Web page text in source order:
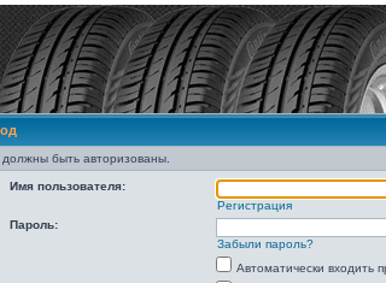
быть авторизованы.
Имя пользователя:
Регистрация
Пароль:
Забыли пароль?
Автоматически входить